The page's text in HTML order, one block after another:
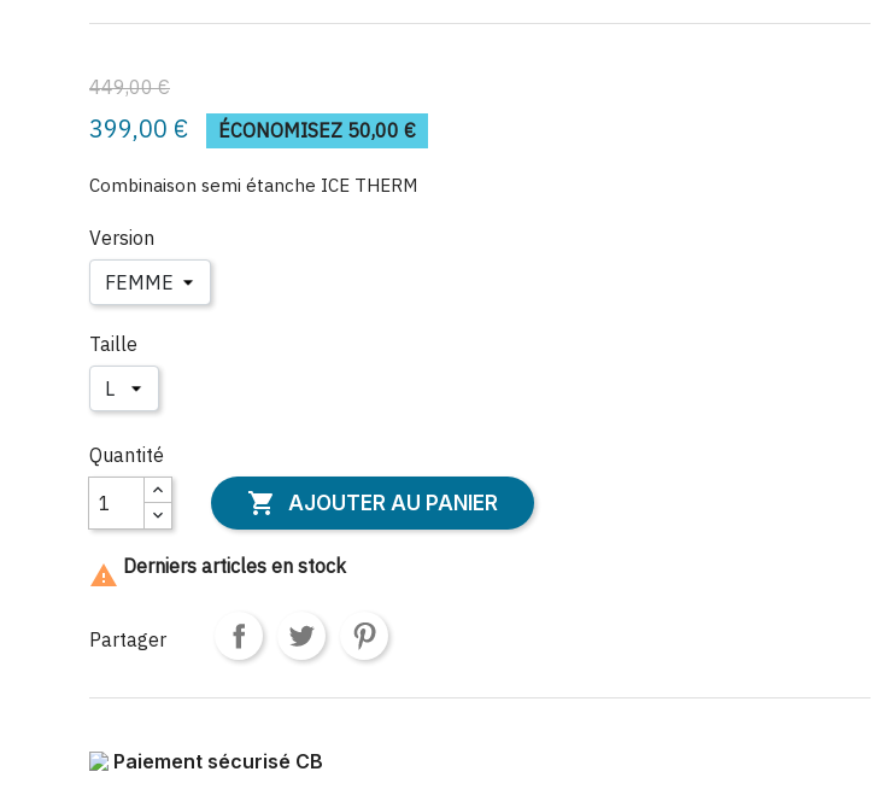
449,00 €
399,00 € ÉCONOMISEZ 50,00 €
Combinaison semi étanche ICE THERM
Version
Taille
Quantité
 AJOUTER AU PANIER
 Derniers articles en stock
Partager
Paiement sécurisé CB